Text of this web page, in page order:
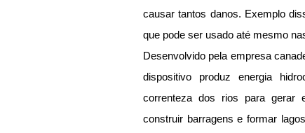
causar tantos danos. Exemplo
que pode ser usado até mesmo
Desenvolvido pela empresa
dispositivo produz energia
correnteza dos rios para gerar
construir barragens e formar